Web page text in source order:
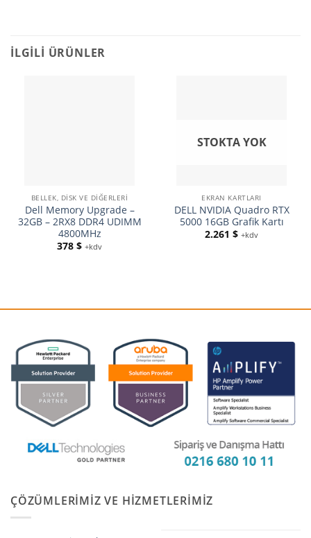
İLGILI ÜRÜNLER
BELLEK, DISK VE DIĞERLERI
Dell Memory Upgrade –
32GB – 2RX8 DDR4 UDIMM
4800MHz
378 $ +kdv
STOKTA YOK
EKRAN KARTLARI
DELL NVIDIA Quadro RTX
5000 16GB Grafik Kartı
2.261 $ +kdv
ÇÖZÜMLERIMIZ VE HIZMETLERIMIZ